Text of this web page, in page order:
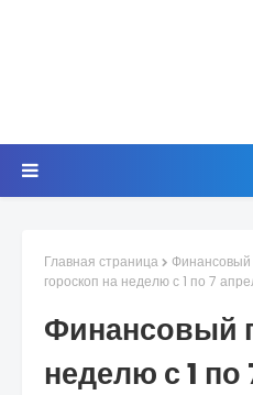
Главная страница Финансовый
гороскоп на неделю с 1 по 7
Финансовый
неделю с 1 по